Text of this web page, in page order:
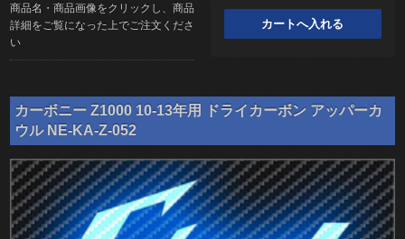
商品名・商品画像をクリックし、商品
詳細をご覧になった上でご注文くださ
い
カーボニー Z1000 10-13年用 ドライカーボン アッパーカ
ウル NE-KA-Z-052